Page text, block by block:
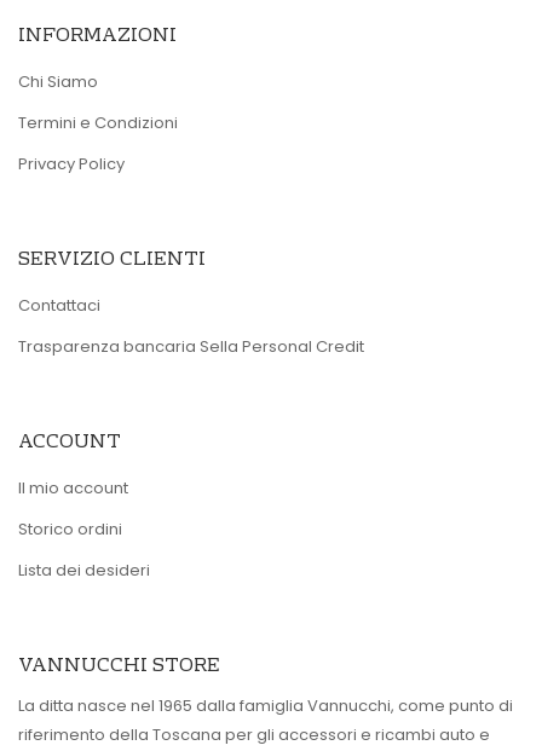
INFORMAZIONI
Chi Siamo
Termini e Condizioni
Privacy Policy
SERVIZIO CLIENTI
Contattaci
Trasparenza bancaria Sella Personal Credit
ACCOUNT
Il mio account
Storico ordini
Lista dei desideri
VANNUCCHI STORE
La ditta nasce nel 1965 dalla famiglia Vannucchi, come punto di
riferimento della Toscana per gli accessori e ricambi auto e